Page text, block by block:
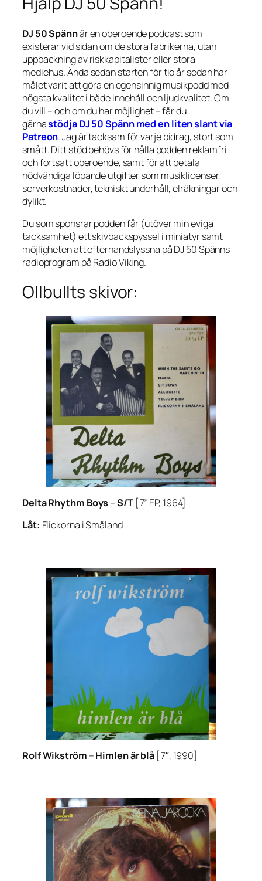
DJ 50 Spännär en oberoende podcast som
existerar vid sidan om de stora fabrikerna, utan
uppbackning av riskkapitalister eller stora
mediehus. Ända sedan starten för tio år sedan har
målet varit att göra en egensinnig musikpodd med
högsta kvalitet i både innehåll och ljudkvalitet. Om
du vill – och om du har möjlighet – får du
gärnastödja DJ 50 Spänn med en liten slant via
Patreon. Jag är tacksam för varje bidrag, stort som
smått. Ditt stöd behövs för hålla podden reklamfri
och fortsatt oberoende, samt för att betala
nödvändiga löpande utgifter som musiklicenser,
serverkostnader, tekniskt underhåll, elräkningar och
dylikt.
Du som sponsrar podden får (utöver min eviga
tacksamhet) ett skivbackspyssel i miniatyr samt
möjligheten att efterhandslyssna på DJ 50 Spänns
radioprogram på Radio Viking.
Ollbullts skivor:
Delta Rhythm Boys –S/T[7” EP, 1964]
Låt: Flickorna i Småland
Rolf Wikström –Himlen är blå [7″, 1990]